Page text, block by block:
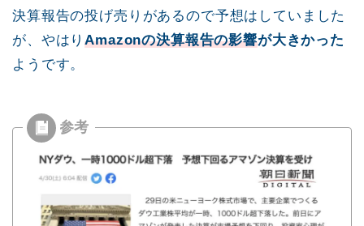
決算報告の投げ売りがあるので予想はしていました
が、やはりAmazonの決算報告の影響が大きかった
ようです。